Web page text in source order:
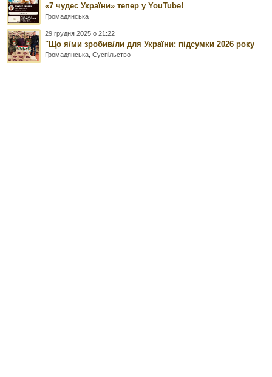
«7 чудес України» тепер у YouTube!
Громадянська
29 грудня 2025 о 21:22
"Що я/ми зробив/ли для України: підсумки 2026 року
Громадянська ,Суспільство